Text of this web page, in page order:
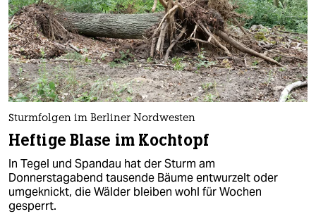
Sturmfolgen im Berliner Nordwesten
Heftige Blase im Kochtopf
In Tegel und Spandau hat der Sturm am
Donnerstagabend tausende Bäume entwurzelt oder
umgeknickt, die Wälder bleiben wohl für Wochen
gesperrt.